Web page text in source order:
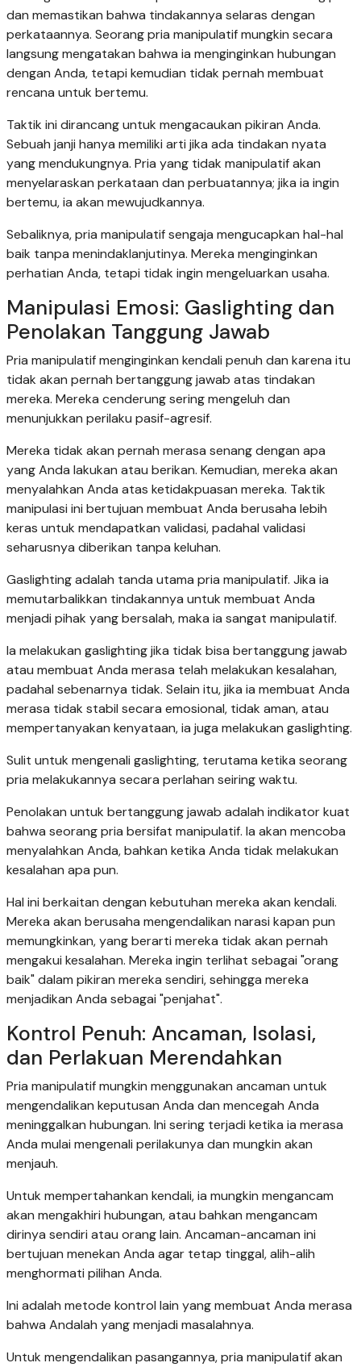
dan memastikan bahwa tindakannya selaras dengan
perkataannya. Seorang pria manipulatif mungkin secara
langsung mengatakan bahwa ia menginginkan hubungan
dengan Anda, tetapi kemudian tidak pernah membuat
rencana untuk bertemu.
Taktik ini dirancang untuk mengacaukan pikiran Anda.
Sebuah janji hanya memiliki arti jika ada tindakan nyata
yang mendukungnya. Pria yang tidak manipulatif akan
menyelaraskan perkataan dan perbuatannya; jika ia ingin
bertemu, ia akan mewujudkannya.
Sebaliknya, pria manipulatif sengaja mengucapkan hal-hal
baik tanpa menindaklanjutinya. Mereka menginginkan
perhatian Anda, tetapi tidak ingin mengeluarkan usaha.
Manipulasi Emosi: Gaslighting dan
Penolakan Tanggung Jawab
Pria manipulatif menginginkan kendali penuh dan karena itu
tidak akan pernah bertanggung jawab atas tindakan
mereka. Mereka cenderung sering mengeluh dan
menunjukkan perilaku pasif-agresif.
Mereka tidak akan pernah merasa senang dengan apa
yang Anda lakukan atau berikan. Kemudian, mereka akan
menyalahkan Anda atas ketidakpuasan mereka. Taktik
manipulasi ini bertujuan membuat Anda berusaha lebih
keras untuk mendapatkan validasi, padahal validasi
seharusnya diberikan tanpa keluhan.
Gaslighting adalah tanda utama pria manipulatif. Jika ia
memutarbalikkan tindakannya untuk membuat Anda
menjadi pihak yang bersalah, maka ia sangat manipulatif.
Ia melakukan gaslighting jika tidak bisa bertanggung jawab
atau membuat Anda merasa telah melakukan kesalahan,
padahal sebenarnya tidak. Selain itu, jika ia membuat Anda
merasa tidak stabil secara emosional, tidak aman, atau
mempertanyakan kenyataan, ia juga melakukan gaslighting.
Sulit untuk mengenali gaslighting, terutama ketika seorang
pria melakukannya secara perlahan seiring waktu.
Penolakan untuk bertanggung jawab adalah indikator kuat
bahwa seorang pria bersifat manipulatif. Ia akan mencoba
menyalahkan Anda, bahkan ketika Anda tidak melakukan
kesalahan apa pun.
Hal ini berkaitan dengan kebutuhan mereka akan kendali.
Mereka akan berusaha mengendalikan narasi kapan pun
memungkinkan, yang berarti mereka tidak akan pernah
mengakui kesalahan. Mereka ingin terlihat sebagai "orang
baik" dalam pikiran mereka sendiri, sehingga mereka
menjadikan Anda sebagai "penjahat".
Kontrol Penuh: Ancaman, Isolasi,
dan Perlakuan Merendahkan
Pria manipulatif mungkin menggunakan ancaman untuk
mengendalikan keputusan Anda dan mencegah Anda
meninggalkan hubungan. Ini sering terjadi ketika ia merasa
Anda mulai mengenali perilakunya dan mungkin akan
menjauh.
Untuk mempertahankan kendali, ia mungkin mengancam
akan mengakhiri hubungan, atau bahkan mengancam
dirinya sendiri atau orang lain. Ancaman-ancaman ini
bertujuan menekan Anda agar tetap tinggal, alih-alih
menghormati pilihan Anda.
Ini adalah metode kontrol lain yang membuat Anda merasa
bahwa Andalah yang menjadi masalahnya.
Untuk mengendalikan pasangannya, pria manipulatif akan